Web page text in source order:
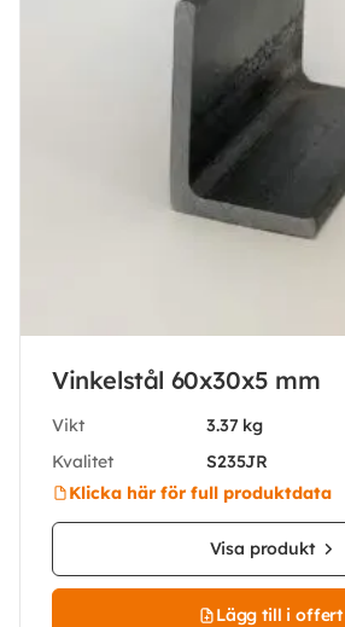
Vinkelstål 60x30x5 mm
Vikt
3.37 kg
Kvalitet
S235JR
Klicka här för full produktdata
Visa produkt
Lägg till i offert